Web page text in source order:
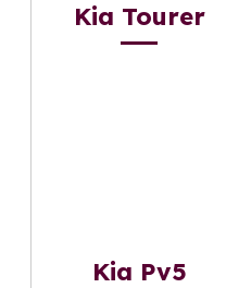
Kia Tourer
Kia Pv5